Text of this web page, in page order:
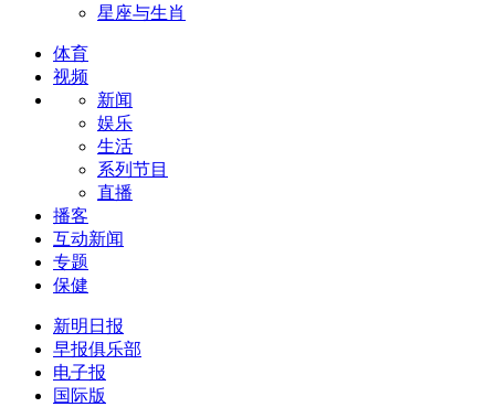
星座与生肖
体育
视频
新闻
娱乐
生活
系列节目
直播
播客
互动新闻
专题
保健
新明日报
早报俱乐部
电子报
国际版